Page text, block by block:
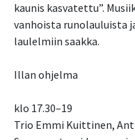
kaunis kasvatettu”.
vanhoista runolauluista
laulelmiin saakka.
Illan ohjelma
klo 17.30–19
Trio Emmi Kuittinen,